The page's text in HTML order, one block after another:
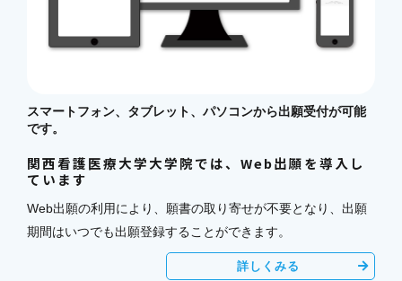
スマートフォン、タブレット、パソコンから出願受付が可能
です。
関西看護医療大学大学院では、Web出願を導入し
ています
Web出願の利用により、願書の取り寄せが不要となり、出願
期間はいつでも出願登録することができます。
詳しくみる